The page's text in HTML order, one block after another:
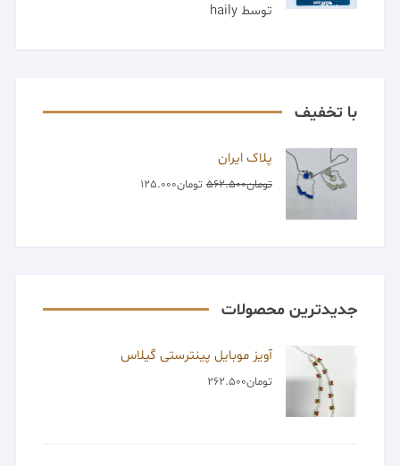
امتیاز 4
از 5
توسط haily
با تخفیف
پلاک ایران
تومان562.500 تومان125.000
جدیدترین محصولات
آویز موبایل پینترستی گیلاس
تومان262.500